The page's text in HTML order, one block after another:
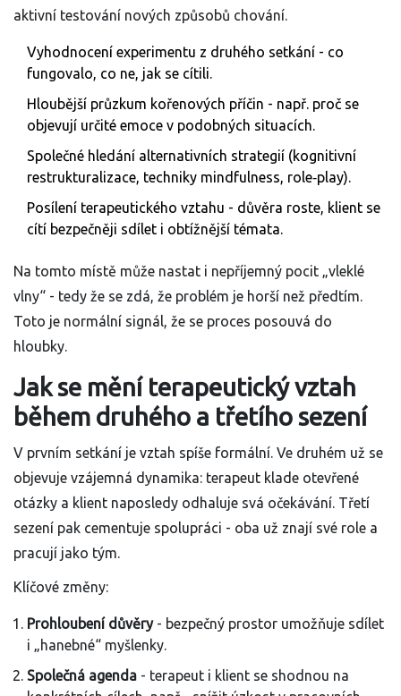
aktivní testování nových způsobů chování.
Vyhodnocení experimentu z druhého setkání - co
fungovalo, co ne, jak se cítili.
Hloubější průzkum kořenových příčin - např. proč se
objevují určité emoce v podobných situacích.
Společné hledání alternativních strategií (kognitivní
restrukturalizace, techniky mindfulness, role‑play).
Posílení terapeutického vztahu - důvěra roste, klient se
cítí bezpečněji sdílet i obtížnější témata.
Na tomto místě může nastat i nepříjemný pocit „vleklé
vlny“ - tedy že se zdá, že problém je horší než předtím.
Toto je normální signál, že se proces posouvá do
hloubky.
Jak se mění terapeutický vztah
během druhého a třetího sezení
V prvním setkání je vztah spíše formální. Ve druhém už se
objevuje vzájemná dynamika: terapeut klade otevřené
otázky a klient naposledy odhaluje svá očekávání. Třetí
sezení pak cementuje spolupráci - oba už znají své role a
pracují jako tým.
Klíčové změny:
Prohloubení důvěry- bezpečný prostor umožňuje sdílet
i „hanebné“ myšlenky.
Společná agenda - terapeut i klient se shodnou na